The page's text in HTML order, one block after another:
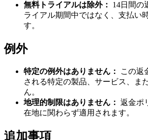
無料トライアルは除外：
14日間の
ライアル期間中ではなく、支払い
す。
例外
特定の例外はありません：
この返
される特定の製品、サービス、ま
ん。
地理的制限はありません： 返金ポ
在地に関わらず適用されます。
追加事項